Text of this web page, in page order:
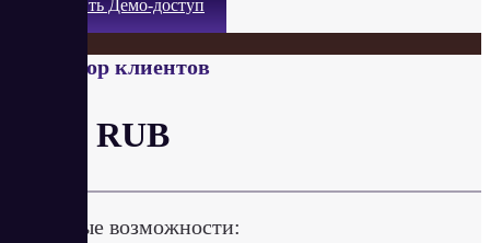
Получить Демо-доступ
Генератор клиентов
от 15 RUB
Ключевые возможности: